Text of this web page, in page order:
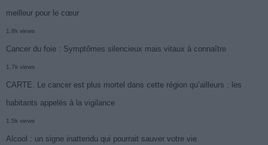
meilleur pour le cœur
1.8k views
Cancer du foie : Symptômes silencieux mais vitaux à connaître
1.7k views
CARTE. Le cancer est plus mortel dans cette région qu’ailleurs : les
habitants appelés à la vigilance
1.5k views
Alcool : un signe inattendu qui pourrait sauver votre vie